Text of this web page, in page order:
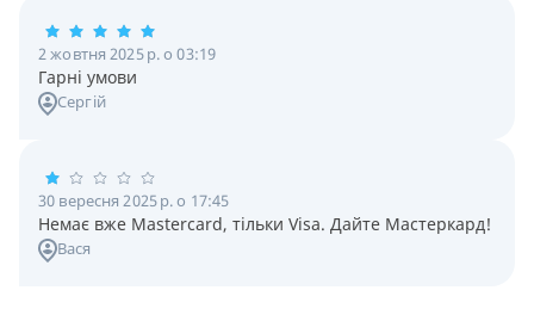
2 жовтня 2025 р. о 03:19
Гарні умови
Сергій
30 вересня 2025 р. о 17:45
Немає вже Mastercard, тільки Visa. Дайте Мастеркард!
Вася